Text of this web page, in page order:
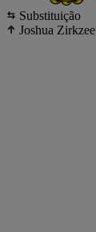
Substituição
Joshua Zirkzee